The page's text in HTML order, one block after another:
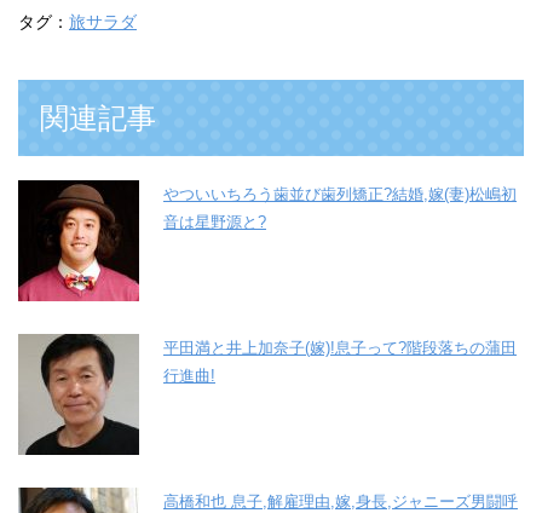
タグ： 旅サラダ
関連記事
やついいちろう歯並び歯列矯正?結婚,嫁(妻)松嶋初
音は星野源と?
平田満と井上加奈子(嫁)!息子って?階段落ちの蒲田
行進曲!
高橋和也 息子,解雇理由,嫁,身長,ジャニーズ男闘呼